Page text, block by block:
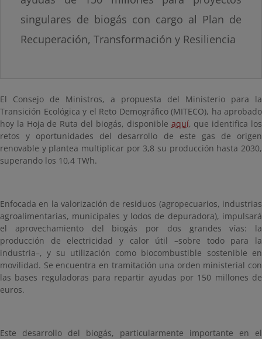
singulares de biogás con cargo al Plan de
Recuperación, Transformación y Resiliencia
El Consejo de Ministros, a propuesta del Ministerio para la
Transición Ecológica y el Reto Demográfico (MITECO), ha aprobado
hoy la Hoja de Ruta del biogás, disponible aquí, que identifica los
retos y oportunidades del desarrollo de este gas de origen
renovable y plantea multiplicar por 3,8 su producción hasta 2030,
superando los 10,4 TWh.
Enfocada en la valorización de residuos (agropecuarios, industrias
agroalimentarias, municipales y lodos de depuradora), impulsará
el aprovechamiento del biogás por dos grandes vías: la
producción de electricidad y calor útil –sobre todo para la
industria–, y su utilización como biocombustible sostenible en
movilidad. Se encuentra en tramitación una orden ministerial con
las bases reguladoras para repartir ayudas por 150 millones de
euros.
Este desarrollo del biogás, particularmente importante en el